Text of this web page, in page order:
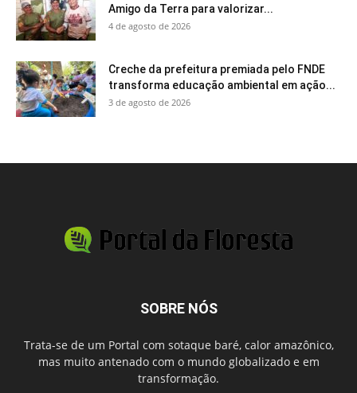
Amigo da Terra para valorizar...
4 de agosto de 2026
Creche da prefeitura premiada pelo FNDE
transforma educação ambiental em ação...
3 de agosto de 2026
SOBRE NÓS
Trata-se de um Portal com sotaque baré, calor amazônico,
mas muito antenado com o mundo globalizado e em
transformação.